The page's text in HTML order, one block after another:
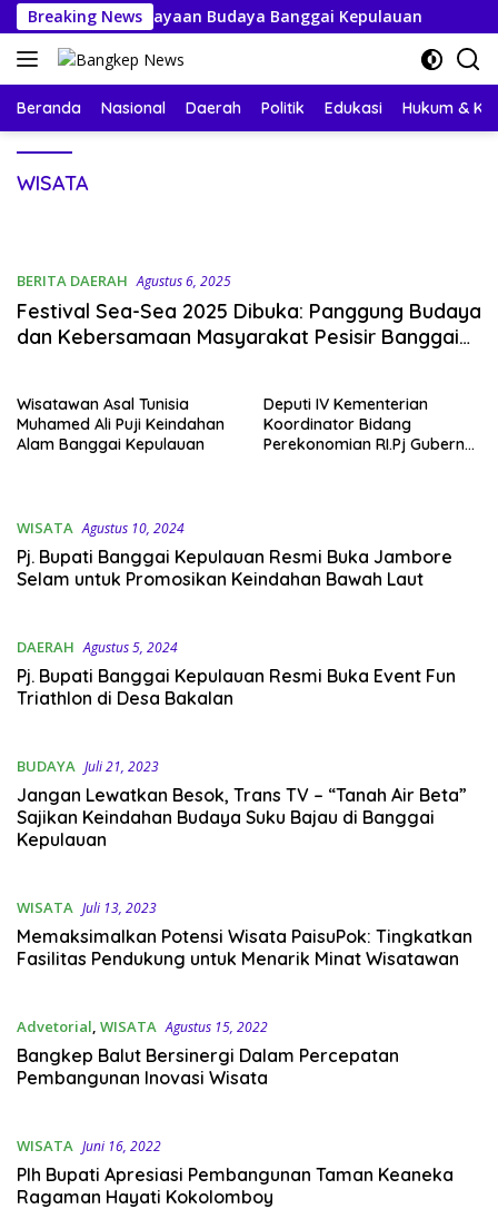
Langsung
ke
konten
Breaking News
Perayaan Budaya Banggai Kepulauan
Beranda Nasional Daerah Politik Edukasi Hukum &
WISATA
BERITA DAERAH Agustus 6, 2025
Festival Sea-Sea 2025 Dibuka: Panggung Budaya
dan Kebersamaan Masyarakat Pesisir Banggai
Wisatawan Asal Tunisia
Muhamed Ali Puji Keindahan
Alam Banggai Kepulauan
Deputi IV Kementerian
Koordinator Bidang
Perekonomian RI.Pj Gubernur
WISATA Agustus 10, 2024
Pj. Bupati Banggai Kepulauan Resmi Buka Jambore
Selam untuk Promosikan Keindahan Bawah Laut
DAERAH Agustus 5, 2024
Pj. Bupati Banggai Kepulauan Resmi Buka Event Fun
Triathlon di Desa Bakalan
BUDAYA Juli 21, 2023
Jangan Lewatkan Besok, Trans TV – “Tanah Air Beta”
Sajikan Keindahan Budaya Suku Bajau di Banggai
Kepulauan
WISATA Juli 13, 2023
Memaksimalkan Potensi Wisata PaisuPok: Tingkatkan
Fasilitas Pendukung untuk Menarik Minat Wisatawan
Advetorial, WISATA Agustus 15, 2022
Bangkep Balut Bersinergi Dalam Percepatan
Pembangunan Inovasi Wisata
WISATA Juni 16, 2022
Plh Bupati Apresiasi Pembangunan Taman Keaneka
Ragaman Hayati Kokolomboy